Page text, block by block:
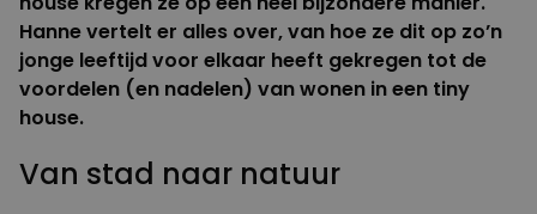
Hanne vertelt er alles over, van hoe ze dit op zo’n
jonge leeftijd voor elkaar heeft gekregen tot de
voordelen (en nadelen) van wonen in een tiny
house.
Van stad naar natuur